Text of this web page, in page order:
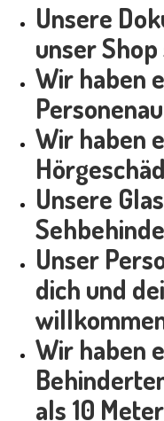
Unsere
unser
Wir haben
Wir haben
Unsere
Unser
dich und
Wir haben
als 10